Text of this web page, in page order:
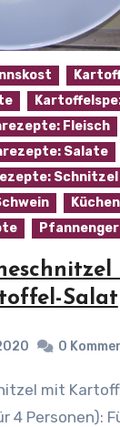
Fleisch
Salate
Schnitzel
Salat
0
4 Personen):